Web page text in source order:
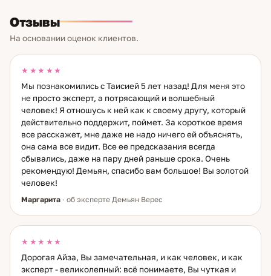
должно работать на успех, а не создавать сопротивление.
что происходит прямо сейчас, какие скрытые тенденции,
каковы намерения людей. Это быстро, точно и конкретно.
Авторская техника «Зелёная матрица жизни» —
глубинных поведенческих блоков. Это то, что тянет назад,
повторяется из ситуации в ситуацию и не поддаётся
обычной работе над собой. Работаю с широким кругом
тем: судьба и предназначение, карьера и финансы,
отношения, бизнес. 50 лет в эзотерике — от первого
интереса подростка до Мастера. Я видела многое. Это
даёт глубину, которую не заменит никакой курс.
Отзывы
На основании оценок клиентов.
★★★★★
Мы познакомились с Таисией 5 лет назад! Для меня это
не просто эксперт, а потрясающий и волшебный
человек! Я отношусь к ней как к своему другу, который
действительно поддержит, поймет. За короткое время
все расскажет, мне даже не надо ничего ей объяснять,
она сама все видит. Все ее предсказания всегда
сбывались, даже на пару дней раньше срока. Очень
рекомендую! Демьян, спасибо вам большое! Вы золотой
человек!
Маргарита · об эксперте Демьян Верес
★★★★★
Дорогая Айза, Вы замечательная, и как человек, и как
эксперт - великолепный: всё понимаете, Вы чуткая и